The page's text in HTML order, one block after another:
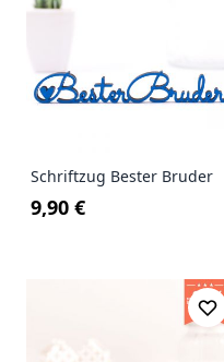
Schriftzug Bester Bruder
9,90 €